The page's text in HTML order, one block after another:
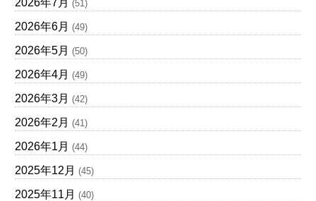
2026年7月 (51)
2026年6月 (49)
2026年5月 (50)
2026年4月 (49)
2026年3月 (42)
2026年2月 (41)
2026年1月 (44)
2025年12月 (45)
2025年11月 (40)